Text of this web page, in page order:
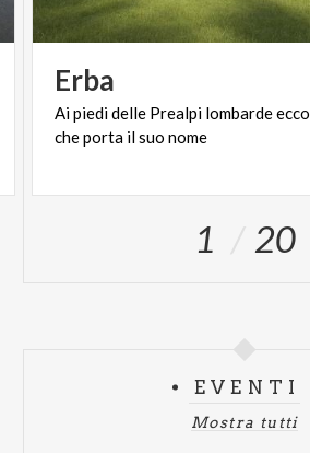
Erba
Aipiedidelle Prealpi lombardeecco
cheporta ilsuo nome
1 20
EVENTI
Mostra tutti